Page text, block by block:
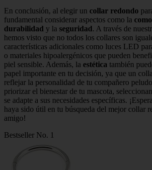
En conclusión, al elegir un collar redondo
fundamental considerar aspectos como la
durabilidad y la seguridad . A través de
hemos visto que no todos los collares son
características adicionales como luces LED
o materiales hipoalergénicos que pueden
piel sensible. Además, la estética también
papel importante en tu decisión, ya que un
reflejar la personalidad de tu compañero
priorizar el bienestar de tu mascota,
se adapte a sus necesidades específicas.
haya sido útil en tu búsqueda del mejor collar
amigo!
Bestseller No. 1